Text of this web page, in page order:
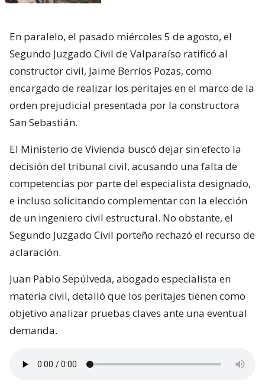
En paralelo, el pasado miércoles 5 de agosto, el
Segundo Juzgado Civil de Valparaíso ratificó al
constructor civil, Jaime Berríos Pozas, como
encargado de realizar los peritajes en el marco de la
orden prejudicial presentada por la constructora
San Sebastián.
El Ministerio de Vivienda buscó dejar sin efecto la
decisión del tribunal civil, acusando una falta de
competencias por parte del especialista designado,
e incluso solicitando complementar con la elección
de un ingeniero civil estructural. No obstante, el
Segundo Juzgado Civil porteño rechazó el recurso de
aclaración.
Juan Pablo Sepúlveda, abogado especialista en
materia civil, detalló que los peritajes tienen como
objetivo analizar pruebas claves ante una eventual
demanda.